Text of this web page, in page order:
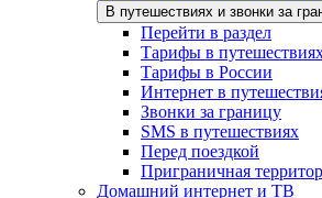
В путешествиях и звонки за
Перейти в раздел
Тарифы в
Тарифы в России
Интернет в
Звонки за границу
SMS в путешествиях
Перед поездкой
Приграничная
Домашний интернет и ТВ